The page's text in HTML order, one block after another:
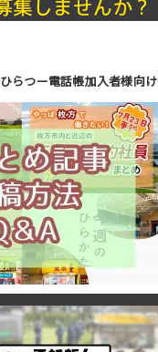
ひらつー電話帳加入者様向け